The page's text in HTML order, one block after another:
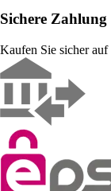
Sichere Zahlung
Kaufen Sie sicher auf